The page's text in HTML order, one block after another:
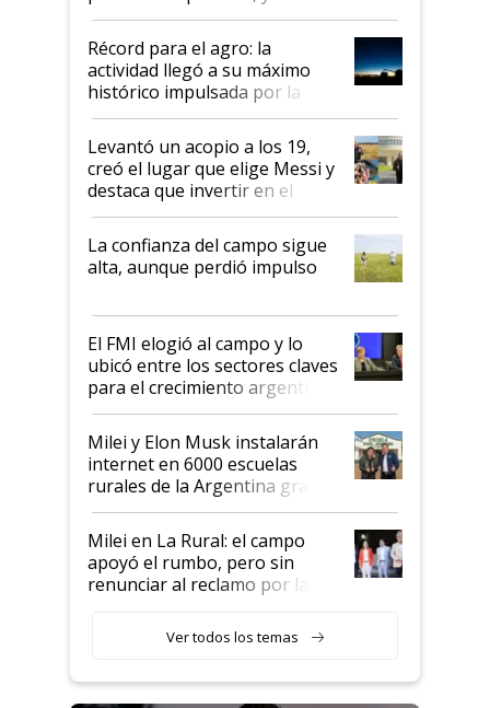
el agro aportó casi seis de cada
diez dólares y sostuvo el
liderazgo en un semestre
récord
Récord para el agro: la
actividad llegó a su máximo
histórico impulsada por la
cosecha y las exportaciones
Levantó un acopio a los 19,
creó el lugar que elige Messi y
destaca que invertir en el
kirchnerismo era como "darle
plata a un hijo para droga":
Juan Félix Rossetti, el libertario
que de una dura crisis salió
de Milei
La confianza del campo sigue
alta, aunque perdió impulso
El FMI elogió al campo y lo
ubicó entre los sectores claves
para el crecimiento argentino
Milei y Elon Musk instalarán
internet en 6000 escuelas
rurales de la Argentina gracias
a un acuerdo con Starlink
Milei en La Rural: el campo
apoyó el rumbo, pero sin
renunciar al reclamo por las
Ver todos los temas